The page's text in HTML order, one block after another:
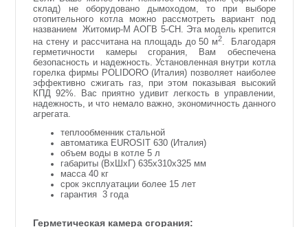
склад) не оборудовано дымоходом, то при выборе
отопительного котла можно рассмотреть вариант под
названием Житомир-М АОГВ 5-СН. Эта модель крепится
на стену и рассчитана на площадь до 50 м2.
Благодаря
герметичности камеры сгорания, Вам обеспечена
безопасность и надежность. Установленная внутри котла
горелка фирмы POLIDORO (Италия) позволяет наиболее
эффективно сжигать газ, при этом показывая высокий
КПД 92%. Вас приятно удивит легкость в управлении,
надежность, и что немало важно, экономичность данного
агрегата.
теплообменник стальной
автоматика EUROSIT 630 (Италия)
объем воды в котле 5 л
габариты (ВхШхГ) 635х310х325 мм
масса 40 кг
срок эксплуатации более 15 лет
гарантия 3 года
Герметическая камера сгорания: